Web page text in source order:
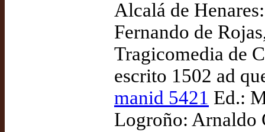
Alcalá de
Fernando de
Tragicomedia de
escrito 1502 ad
manid 5421 Ed.:
Logroño: Arnaldo